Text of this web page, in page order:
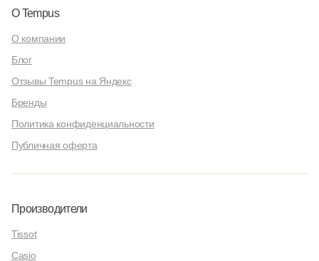
О Tempus
О компании
Блог
Отзывы Tempus на Яндекс
Бренды
Политика конфиденциальности
Публичная оферта
Производители
Tissot
Casio